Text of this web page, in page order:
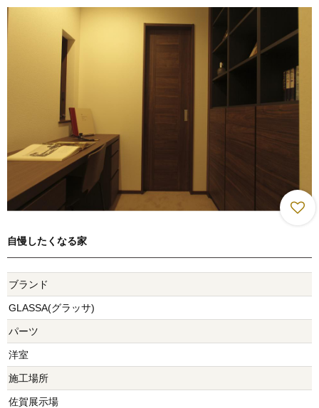
自慢したくなる家
ブランド
GLASSA(グラッサ)
パーツ
洋室
施工場所
佐賀展示場